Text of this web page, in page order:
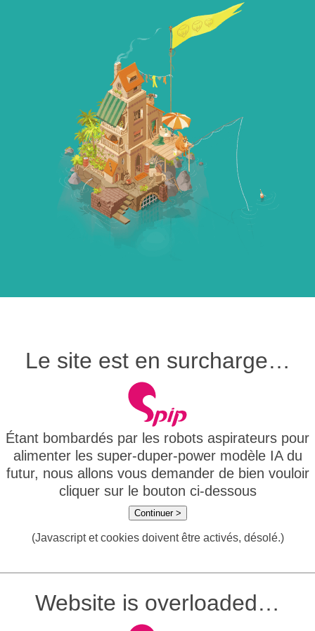
Le site est en surcharge…
Étant bombardés par les robots aspirateurs pour
alimenter les super-duper-power modèle IA du
futur, nous allons vous demander de bien vouloir
cliquer sur le bouton ci-dessous
Continuer >
(Javascript et cookies doivent être activés, désolé.)
Website is overloaded…